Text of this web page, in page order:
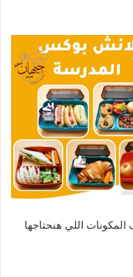
اللي هنحتاجها